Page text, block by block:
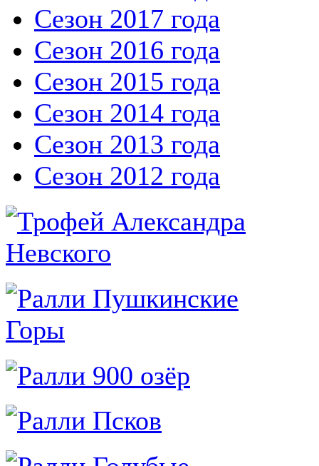
Сезон 2017 года
Сезон 2016 года
Сезон 2015 года
Сезон 2014 года
Сезон 2013 года
Сезон 2012 года